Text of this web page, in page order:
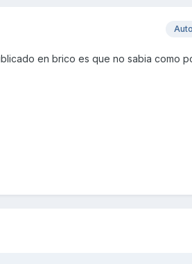
en brico es que no sabia como